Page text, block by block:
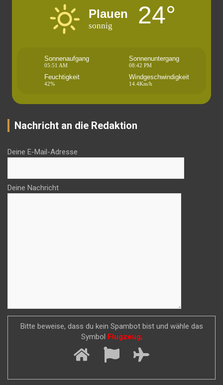
Plauen
sonnig 24°
Sonnenaufgang
05:51 AM
Sonnenuntergang
08:42 PM
Feuchtigkeit
42%
Windgeschwindigkeit
14.4Km/h
Nachricht an die Redaktion
Deine E-Mail-Adresse
Deine Nachricht
Bitte beweise, dass du kein Spambot bist und wähle das
Symbol Flugzeug.